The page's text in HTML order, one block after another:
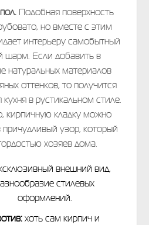
Подобная поверхность
но вместе с этим
интерьеру самобытный
шарм. Если добавить в
натуральных материалов
оттенков, то получится
кухня в рустикальном стиле.
кирпичную кладку можно
причудливый узор, который
хозяев дома.
внешний вид,
стилевых
оформлений.
хоть сам кирпич и